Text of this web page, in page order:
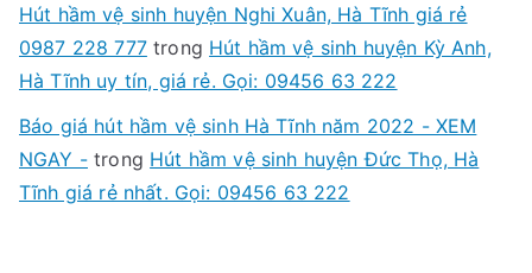
Hút hầm vệ sinh huyện Nghi Xuân, Hà Tĩnh giá rẻ
0987 228 777trong Hút hầm vệ sinh huyện Kỳ Anh,
Hà Tĩnh uy tín, giá rẻ. Gọi: 09456 63 222
Báo giá hút hầm vệ sinh Hà Tĩnh năm 2022 - XEM
NGAY -trong Hút hầm vệ sinh huyện Đức Thọ, Hà
Tĩnh giá rẻ nhất. Gọi: 09456 63 222